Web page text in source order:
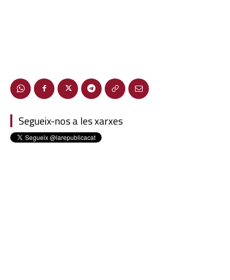
Segueix-nos a les xarxes